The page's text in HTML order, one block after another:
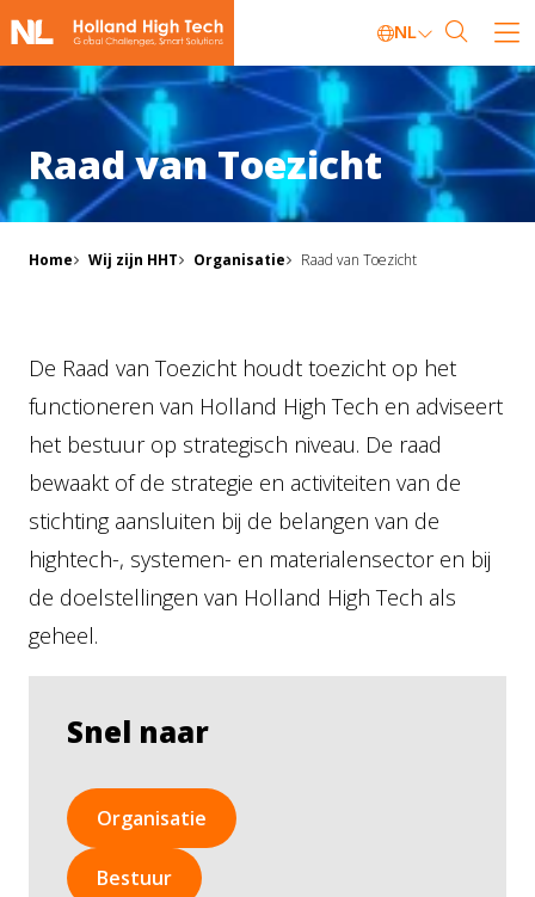
NL
Raad van Toezicht
Home Wij zijn HHT Organisatie Raad van Toezicht
De Raad van Toezicht houdt toezicht op het
functioneren van Holland High Tech en adviseert
het bestuur op strategisch niveau. De raad
bewaakt of de strategie en activiteiten van de
stichting aansluiten bij de belangen van de
hightech-, systemen- en materialensector en bij
de doelstellingen van Holland High Tech als
geheel.
Snel naar
Organisatie
Bestuur